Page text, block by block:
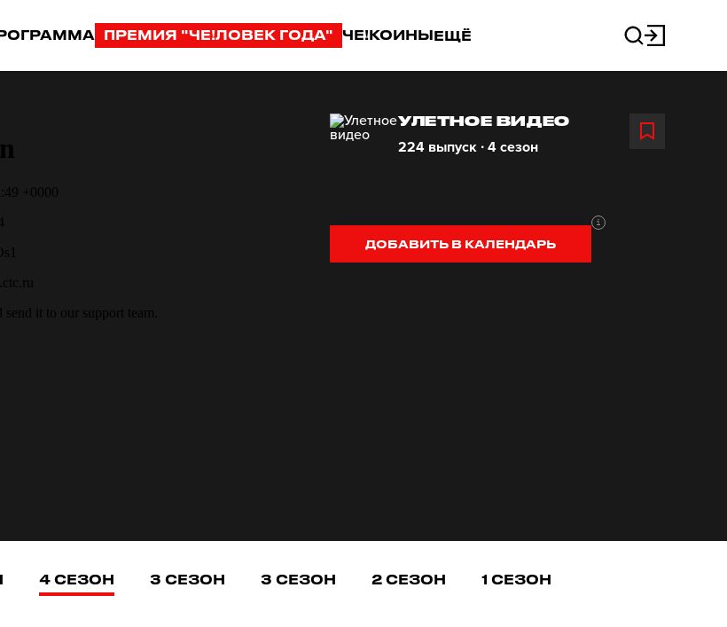
ПРЕМИЯ "ЧЕ!ЛОВЕК ГОДА" ЧЕ!КОИНЫЕЩЁ
УЛЕТНОЕ ВИДЕО
224 выпуск ∙ 4 сезон
ДОБАВИТЬ В КАЛЕНДАРЬ
4 СЕЗОН 3 СЕЗОН 3 СЕЗОН 2 СЕЗОН 1 СЕЗОН